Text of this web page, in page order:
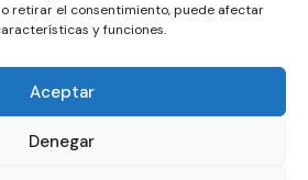
retirar el consentimiento, puede afectar
y funciones.
Aceptar
Denegar